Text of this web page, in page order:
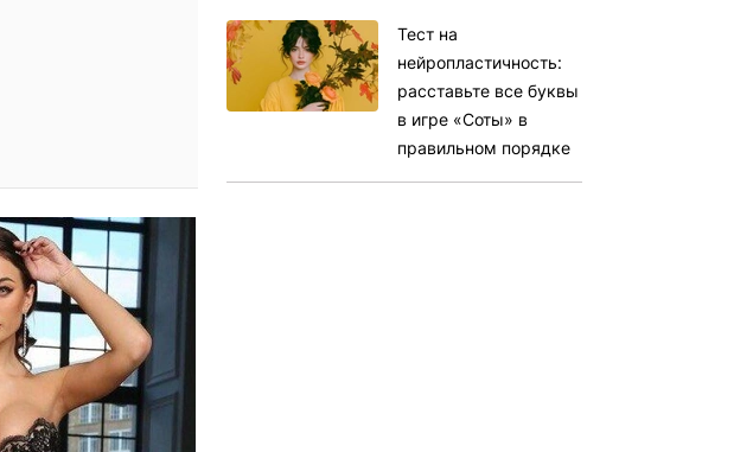
Тест на
нейропластичность:
расставьте все буквы
в игре «Соты» в
правильном порядке